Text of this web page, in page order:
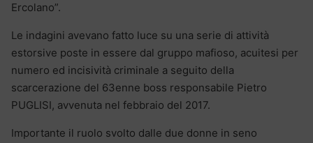
Ercolano”.
Le indagini avevano fatto luce su una serie di attività
estorsive poste in essere dal gruppo mafioso, acuitesi per
numero ed incisività criminale a seguito della
scarcerazione del 63enne boss responsabile Pietro
PUGLISI, avvenuta nel febbraio del 2017.
Importante il ruolo svolto dalle due donne in seno